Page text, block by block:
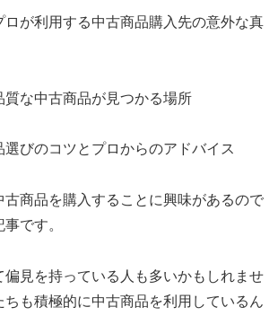
ロが利用する中古商品購入先の意外な真
質な中古商品が見つかる場所
びのコツとプロからのアドバイス
古商品を購入することに興味があるので
です。
偏見を持っている人も多いかもしれませ
ちも積極的に中古商品を利用しているん